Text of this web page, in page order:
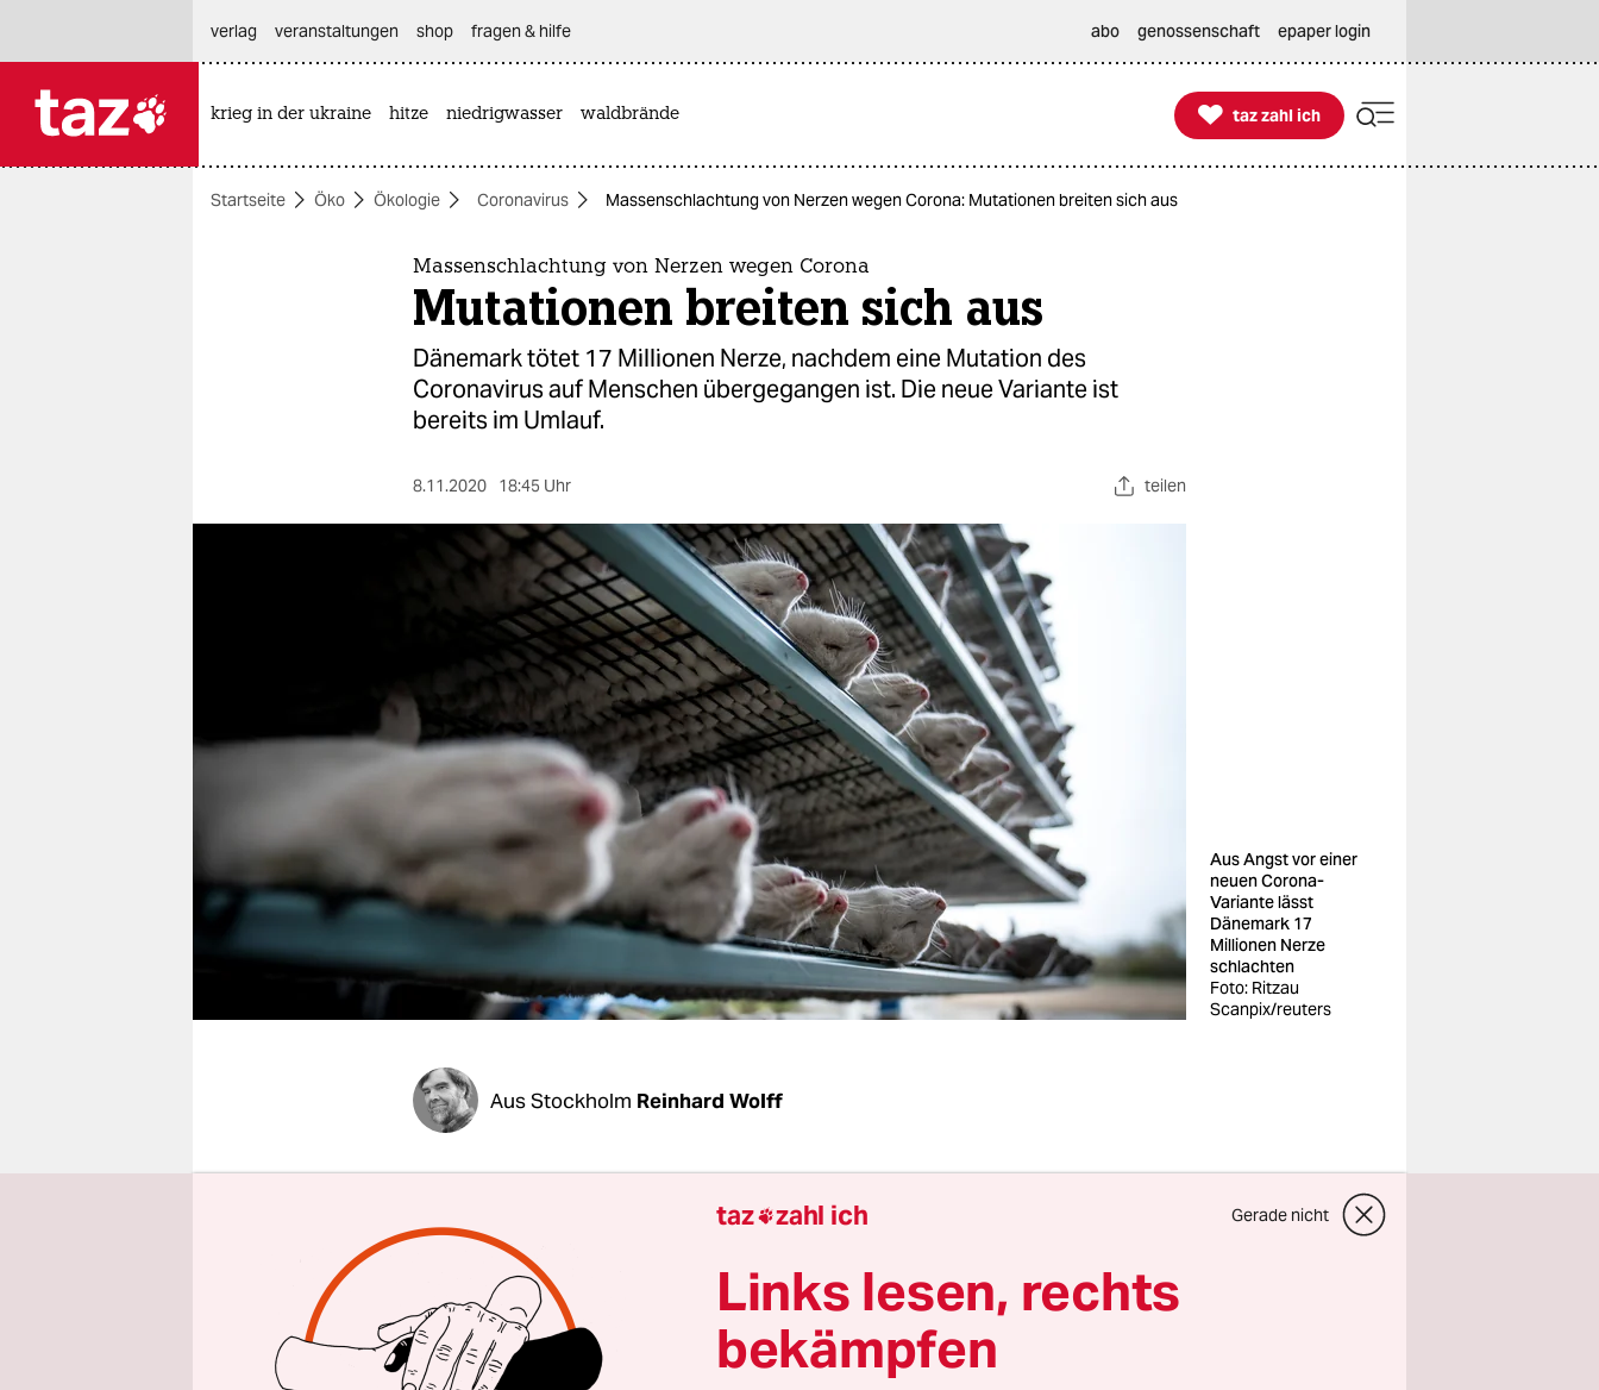
themen
verlag
fragen & hilfe
unterstützen
genossenschaft
verlag
veranstaltungen shop fragen & hilfe abo genossenschaft epaper login
krieg in der ukraine hitze niedrigwasser waldbrände 
taz zahl ich
taz zahl ich
Startseite Öko Ökologie Coronavirus Massenschlachtung von Nerzen wegen Corona: Mutationen breiten sich aus
Massenschlachtung von Nerzen wegen Corona
Mutationen breiten sich aus
Dänemark tötet 17 Millionen Nerze, nachdem eine Mutation des
Coronavirus auf Menschen übergegangen ist. Die neue Variante ist
bereits im Umlauf.
8.11.2020 18:45 Uhr teilen
Aus Angst vor einer
neuen Corona-
Variante lässt
Dänemark 17
Millionen Nerze
schlachten
Foto: Ritzau
Scanpix/reuters
Aus Stockholm Reinhard Wolff
In dänischen Nerzfarmen sind die von Kopenhagen beschlossenen
Massenschlachtungen in Gang gekommen. Bis zum 16. November
sollen alle 17 Millionen Nerze getötet werden. Weil die Kapazität der
Verbrennungsöfen nicht ausreicht, baggert man auf Militärgeländen
nun Gruben, in denen die Kadaver vergraben werden sollen.
taz zahl ich Gerade nicht
Links lesen, rechts
bekämpfen